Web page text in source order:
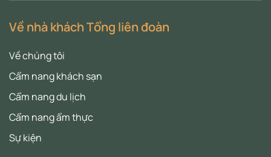
Về nhà khách Tổng liên đoàn
Về chúng tôi
Cẩm nang khách sạn
Cẩm nang du lịch
Cẩm nang ẩm thực
Sự kiện